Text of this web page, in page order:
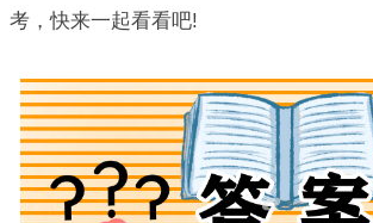
考，快来一起看看吧!